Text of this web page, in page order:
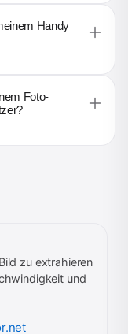
Handy
Foto-
zu extrahieren
und